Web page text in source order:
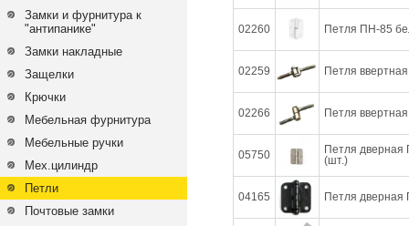
Замки и фурнитура к
"антипанике"
Замки накладные
Защелки
Крючки
Мебельная фурнитура
Мебельные ручки
Мех.цилиндр
Петли
Почтовые замки
02260 Петля ПН-85
02259 Петля
02266 Петля
05750
Петля
(шт.)
04165 Петля